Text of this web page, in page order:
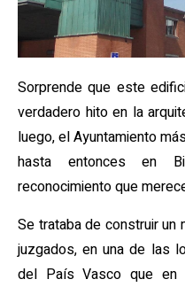
Sorprende que este
verdadero hito en la
luego, el Ayuntamiento
hasta entonces en
reconocimiento que
Se trataba de construir un
juzgados, en una de las
del País Vasco que en